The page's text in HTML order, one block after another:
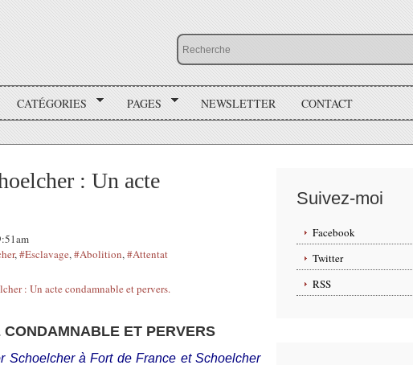
CATÉGORIES PAGES NEWSLETTER CONTACT
: Un acte
,#Esclavage,#Abolition,#Attentat
ET PERVERS
Schoelcher à Fort de France et Schoelcher
Suivez-moi
Facebook
Twitter
RSS